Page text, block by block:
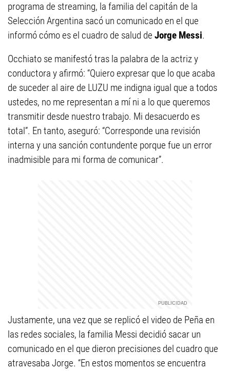
programa de streaming, la familia del capitán de la
Selección Argentina sacó un comunicado en el que
informó cómo es el cuadro de salud de Jorge Messi.
Occhiato se manifestó tras la palabra de la actriz y
conductora y afirmó: “Quiero expresar que lo que acaba
de suceder al aire de LUZU me indigna igual que a todos
ustedes, no me representan a mí ni a lo que queremos
transmitir desde nuestro trabajo. Mi desacuerdo es
total”. En tanto, aseguró: “Corresponde una revisión
interna y una sanción contundente porque fue un error
inadmisible para mi forma de comunicar”.
Justamente, una vez que se replicó el video de Peña en
las redes sociales, la familia Messi decidió sacar un
comunicado en el que dieron precisiones del cuadro que
atravesaba Jorge. “En estos momentos se encuentra